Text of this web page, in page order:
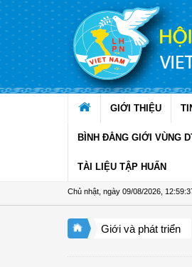
Truy cập nội dung luôn
GIỚI THIỆU
BÌNH ĐẲNG GIỚI VÙNG
TÀI LIỆU TẬP HUẤN
Chủ nhật, ngày 09/08/2026
Hội LHPN xã
Giới và phát triển